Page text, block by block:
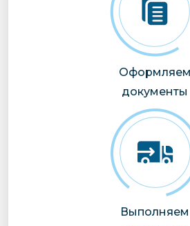
Оформляем
документы
Выполняем